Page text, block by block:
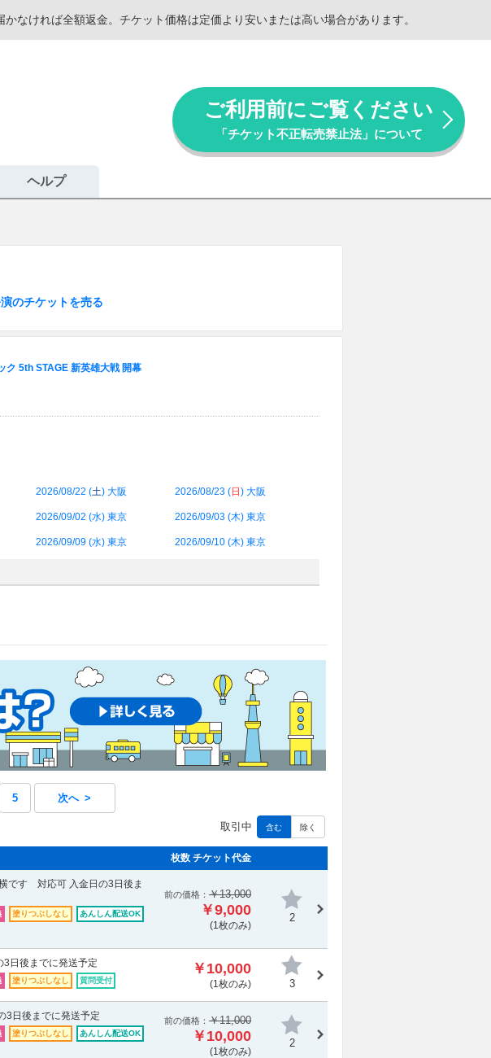
なければ全額返金。チケット価格は定価より安いまたは高い場合があります。
ご利用前にご覧ください
「チケット不正転売禁止法」について
ヘルプ
のチケットを売る
ク 5th STAGE 新英雄大戦 開幕
2026/08/22 (土) 大阪 2026/08/23 (日 ) 大阪
2026/09/02 (水) 東京 2026/09/03 (木) 東京
2026/09/09 (水) 東京 2026/09/10 (木) 東京
取引中 含む 除く
5 次へ >
枚数 チケット代金
です 対応可 入金日の3日後ま
塗りつぶしなし あんしん配送OK
前の価格： ￥13,000
￥9,000
(1枚のみ)
2
日後までに発送予定
塗りつぶしなし 質問受付
￥10,000
(1枚のみ) 3
3日後までに発送予定
塗りつぶしなし あんしん配送OK
前の価格： ￥11,000
￥10,000
(1枚のみ)
2